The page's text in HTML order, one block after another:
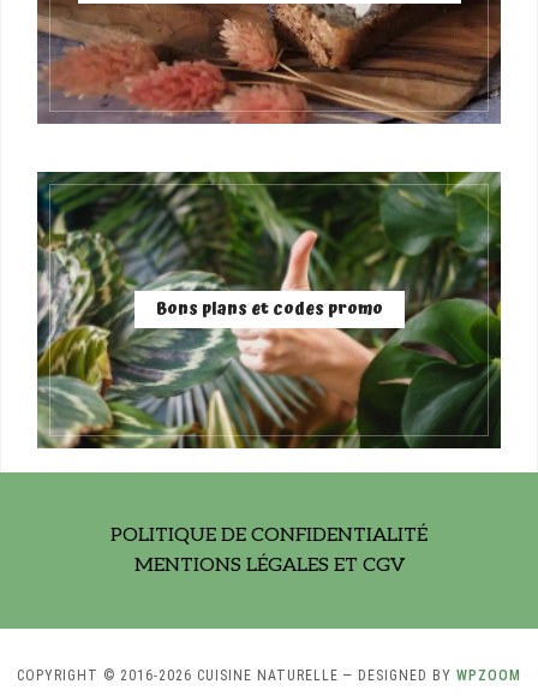
Bons plans et codes promo
POLITIQUE DE CONFIDENTIALITÉ
MENTIONS LÉGALES ET CGV
COPYRIGHT © 2016-2026 CUISINE NATURELLE — DESIGNED BY WPZOOM